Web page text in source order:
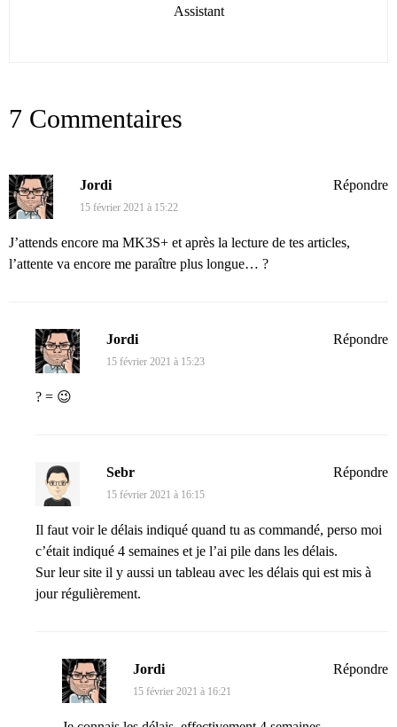
Assistant
7 Commentaires
Jordi
15 février 2021 à 15:22
J’attends encore ma MK3S+ et après la lecture de tes articles,
l’attente va encore me paraître plus longue… ?
Répondre
Jordi
15 février 2021 à 15:23
? = 😉
Répondre
Sebr
15 février 2021 à 16:15
Il faut voir le délais indiqué quand tu as commandé, perso moi
c’était indiqué 4 semaines et je l’ai pile dans les délais.
Sur leur site il y aussi un tableau avec les délais qui est mis à
jour régulièrement.
Répondre
Jordi
15 février 2021 à 16:21
Répondre